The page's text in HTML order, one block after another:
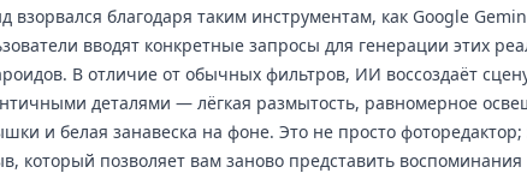
взорвался благодаря таким инструментам, как Google
вводят конкретные запросы для генерации этих
В отличие от обычных фильтров, ИИ воссоздаёт
деталями — лёгкая размытость, равномерное
и белая занавеска на фоне. Это не просто фоторедактор;
который позволяет вам заново представить воспоминания